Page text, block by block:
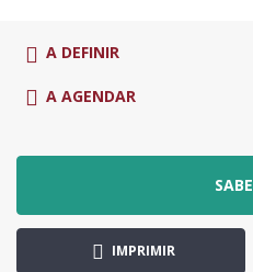
A DEFINIR
A AGENDAR
IMPRIMIR